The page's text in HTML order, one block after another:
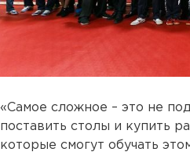
«Самое сложное – это не
поставить столы и купить
которые смогут обучать